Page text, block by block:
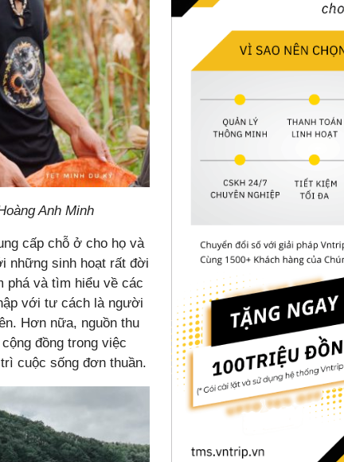
Anh Minh
cấp chỗ ở cho họ và
những sinh hoạt rất đời
phá và tìm hiểu về các
với tư cách là người
Hơn nữa, nguồn thu
đồng trong việc
cuộc sống đơn thuần.